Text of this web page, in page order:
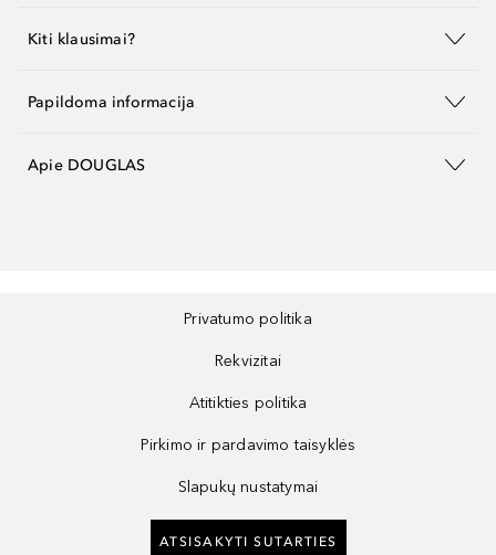
Kiti klausimai?
Papildoma informacija
Apie DOUGLAS
Privatumo politika
Rekvizitai
Atitikties politika
Pirkimo ir pardavimo taisyklės
Slapukų nustatymai
ATSISAKYTI SUTARTIES